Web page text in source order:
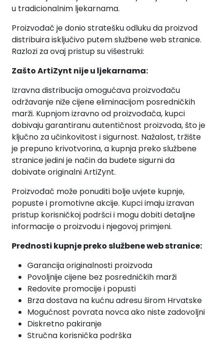
u tradicionalnim ljekarnama.
Proizvođač je donio stratešku odluku da proizvod
distribuira isključivo putem službene web stranice.
Razlozi za ovaj pristup su višestruki:
Zašto ArtiZynt nije u ljekarnama:
Izravna distribucija omogućava proizvođaču
održavanje niže cijene eliminacijom posredničkih
marži. Kupnjom izravno od proizvođača, kupci
dobivaju garantiranu autentičnost proizvoda, što je
ključno za učinkovitost i sigurnost. Nažalost, tržište
je prepuno krivotvorina, a kupnja preko službene
stranice jedini je način da budete sigurni da
dobivate originalni ArtiZynt.
Proizvođač može ponuditi bolje uvjete kupnje,
popuste i promotivne akcije. Kupci imaju izravan
pristup korisničkoj podršci i mogu dobiti detaljne
informacije o proizvodu i njegovoj primjeni.
Prednosti kupnje preko službene web stranice:
Garancija originalnosti proizvoda
Povoljnije cijene bez posredničkih marži
Redovite promocije i popusti
Brza dostava na kućnu adresu širom Hrvatske
Mogućnost povrata novca ako niste zadovoljni
Diskretno pakiranje
Stručna korisnička podrška